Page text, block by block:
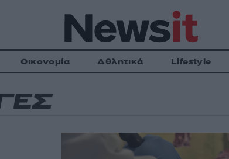
Οικονομία Αθλητικά Lifestyle